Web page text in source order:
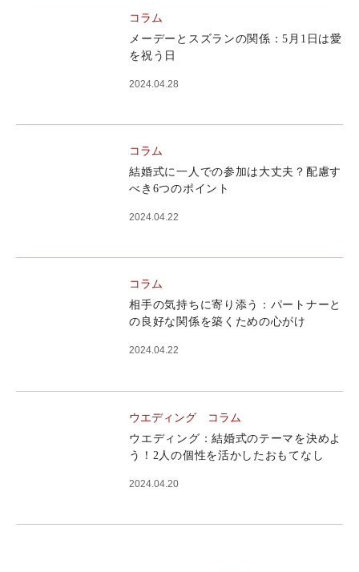
コラム
メーデーとスズランの関係：5月1日は愛
を祝う日
2024.04.28
コラム
結婚式に一人での参加は大丈夫？配慮す
べき6つのポイント
2024.04.22
コラム
相手の気持ちに寄り添う：パートナーと
の良好な関係を築くための心がけ
2024.04.22
ウエディング コラム
ウエディング：結婚式のテーマを決めよ
う！2人の個性を活かしたおもてなし
2024.04.20